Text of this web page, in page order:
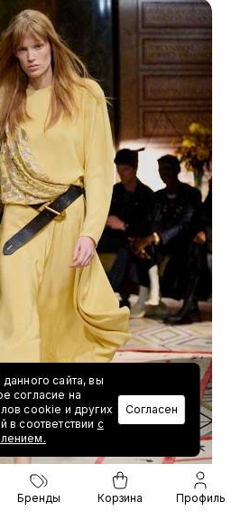
сайта, вы
согласие на
cookie и других
в соответствии с
Согласен
Бренды Корзина Профиль